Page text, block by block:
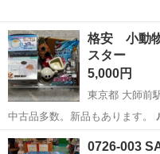
格安 小動
スター
5,000円
東京都 大師前
中古品多数。新品もあります。
ます。…
東京 足立区
0726-003